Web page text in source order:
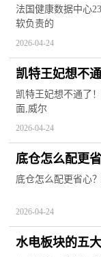
平台
法国健康数据中心
软负责的
2026-04-24
凯特王妃想不
因凭实力扭转
凯特王妃想不通了
面,威尔
2026-04-24
底仓怎么配更
底仓怎么配更省心
2026-04-24
水电板块的五